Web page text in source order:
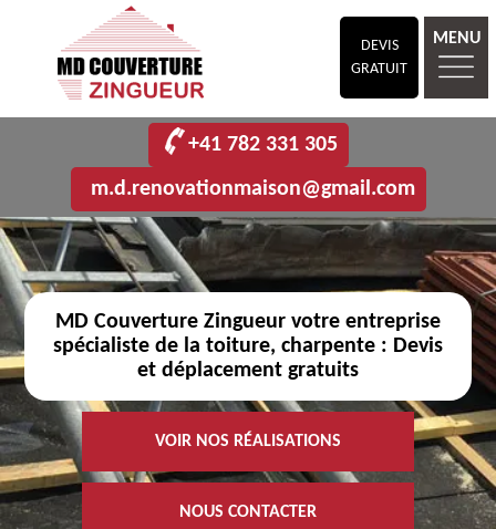
DEVIS
GRATUIT
MENU
+41 782 331 305
m.d.renovationmaison@gmail.com
MD Couverture Zingueur votre entreprise
spécialiste de la toiture, charpente : Devis
et déplacement gratuits
VOIR NOS RÉALISATIONS
NOUS CONTACTER